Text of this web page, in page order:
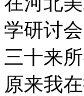
学研讨
三十来
原来我